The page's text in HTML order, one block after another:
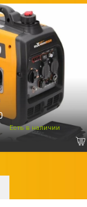
Есть в наличии